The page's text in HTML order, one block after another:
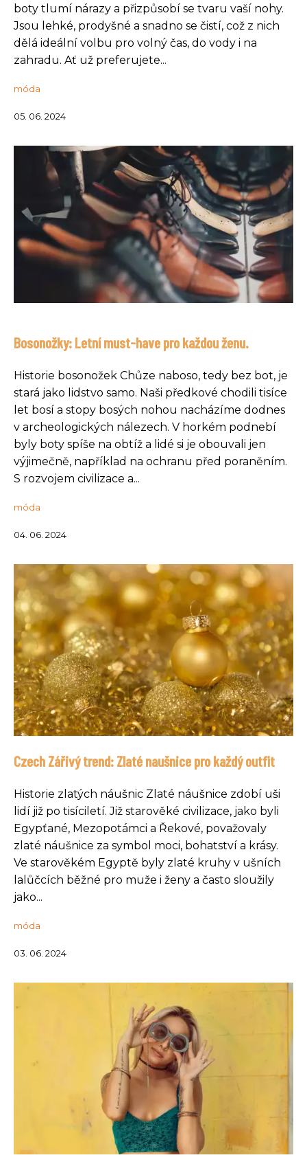
boty tlumí nárazy a přizpůsobí se tvaru vaší nohy.
Jsou lehké, prodyšné a snadno se čistí, což z nich
dělá ideální volbu pro volný čas, do vody i na
zahradu. Ať už preferujete...
móda
05. 06. 2024
Bosonožky: Letní must-have pro každou ženu.
Historie bosonožek Chůze naboso, tedy bez bot, je
stará jako lidstvo samo. Naši předkové chodili tisíce
let bosí a stopy bosých nohou nacházíme dodnes
v archeologických nálezech. V horkém podnebí
byly boty spíše na obtíž a lidé si je obouvali jen
výjimečně, například na ochranu před poraněním.
S rozvojem civilizace a...
móda
04. 06. 2024
Czech Zářivý trend: Zlaté naušnice pro každý outfit
Historie zlatých náušnic Zlaté náušnice zdobí uši
lidí již po tisíciletí. Již starověké civilizace, jako byli
Egypťané, Mezopotámci a Řekové, považovaly
zlaté náušnice za symbol moci, bohatství a krásy.
Ve starověkém Egyptě byly zlaté kruhy v ušních
lalůčcích běžné pro muže i ženy a často sloužily
jako...
móda
03. 06. 2024